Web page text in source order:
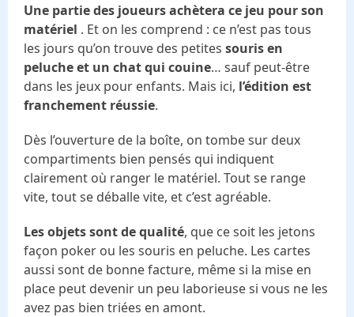
Une partie des joueurs achètera ce jeu pour son
matériel . Et on les comprend : ce n’est pas tous
les jours qu’on trouve des petites souris en
peluche et un chat qui couine… sauf peut-être
dans les jeux pour enfants. Mais ici, l’édition est
franchement réussie.
Dès l’ouverture de la boîte, on tombe sur deux
compartiments bien pensés qui indiquent
clairement où ranger le matériel. Tout se range
vite, tout se déballe vite, et c’est agréable.
Les objets sont de qualité, que ce soit les jetons
façon poker ou les souris en peluche. Les cartes
aussi sont de bonne facture, même si la mise en
place peut devenir un peu laborieuse si vous ne les
avez pas bien triées en amont.